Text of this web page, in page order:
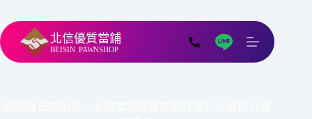
北信優質當鋪
BEISIN PAWNSHOP